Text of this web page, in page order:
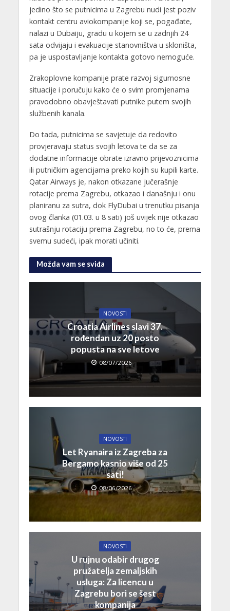
jedino što se putnicima u Zagrebu nudi jest poziv
kontakt centru aviokompanije koji se, pogađate,
nalazi u Dubaiju, gradu u kojem se u zadnjih 24
sata odvijaju i evakuacije stanovništva u skloništa,
pa je uspostavljanje kontakta gotovo nemoguće.
Zrakoplovne kompanije prate razvoj sigurnosne
situacije i poručuju kako će o svim promjenama
pravodobno obavještavati putnike putem svojih
službenih kanala.
Do tada, putnicima se savjetuje da redovito
provjeravaju status svojih letova te da se za
dodatne informacije obrate izravno prijevoznicima
ili putničkim agencijama preko kojih su kupili karte.
Qatar Airways je, nakon otkazane jučerašnje
rotacije prema Zagrebu, otkazao i današnju i onu
planiranu za sutra, dok FlyDubai u trenutku pisanja
ovog članka (01.03. u 8 sati) još uvijek nije otkazao
sutrašnju rotaciju prema Zagrebu, no to će, prema
svemu sudeći, ipak morati učiniti.
Možda vam se sviđa
NOVOSTI
Croatia Airlines slavi 37.
rođendan uz 20 posto
popusta na sve letove
08/07/2026
NOVOSTI
Let Ryanaira iz Zagreba za
Bergamo kasnio više od 25
sati!
08/06/2026
NOVOSTI
U rujnu odabir drugog
pružatelja zemaljskih
usluga: Za licencu u
Zagrebu bori se šest
kompanija